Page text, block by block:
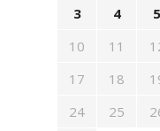
3
4 5
10
11
17
18
24
25